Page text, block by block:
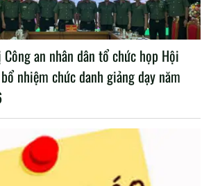
an nhân dân tổ chức họp Hội
nhiệm chức danh giảng dạy năm